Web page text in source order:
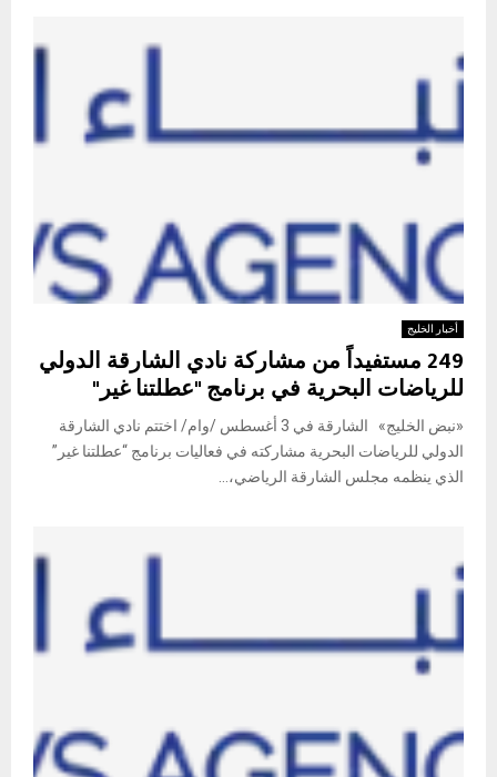
أخبار الخليج
249 مستفيداً من مشاركة نادي الشارقة الدولي
للرياضات البحرية في برنامج "عطلتنا غير"
«نبض الخليج» الشارقة في 3 أغسطس /وام/ اختتم نادي الشارقة
الدولي للرياضات البحرية مشاركته في فعاليات برنامج “عطلتنا غير”
الذي ينظمه مجلس الشارقة الرياضي،...